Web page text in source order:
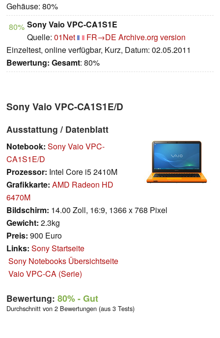
Gehäuse: 80%
80% Sony Vaio VPC-CA1S1E
Quelle: 01Net FR→DE Archive.org version
Einzeltest, online verfügbar, Kurz, Datum: 02.05.2011
Bewertung: Gesamt: 80%
Sony Vaio VPC-CA1S1E/D
Ausstattung / Datenblatt
Notebook: Sony Vaio VPC-
CA1S1E/D
Prozessor: Intel Core i5 2410M
Grafikkarte: AMD Radeon HD
6470M
Bildschirm: 14.00 Zoll, 16:9, 1366 x 768 Pixel
Gewicht: 2.3kg
Preis: 900 Euro
Links: Sony Startseite
Sony Notebooks Übersichtseite
Vaio VPC-CA (Serie)
Bewertung: 80%- Gut
Durchschnitt von 2 Bewertungen (aus 3 Tests)